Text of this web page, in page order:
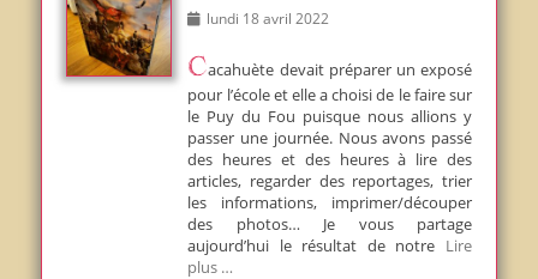
Postedlundi 18 avril 2022
Cacahuète devait préparer un exposé
pour l’école et elle a choisi de le faire sur
le Puy du Fou puisque nous allions y
passer une journée. Nous avons passé
des heures et des heures à lire des
articles, regarder des reportages, trier
les informations, imprimer/découper
des photos… Je vous partage
aujourd’hui le résultat de notre Lire
plus …